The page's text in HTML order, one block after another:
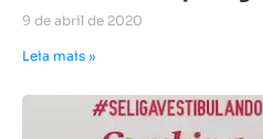
9 de abril de 2020
Leia mais »